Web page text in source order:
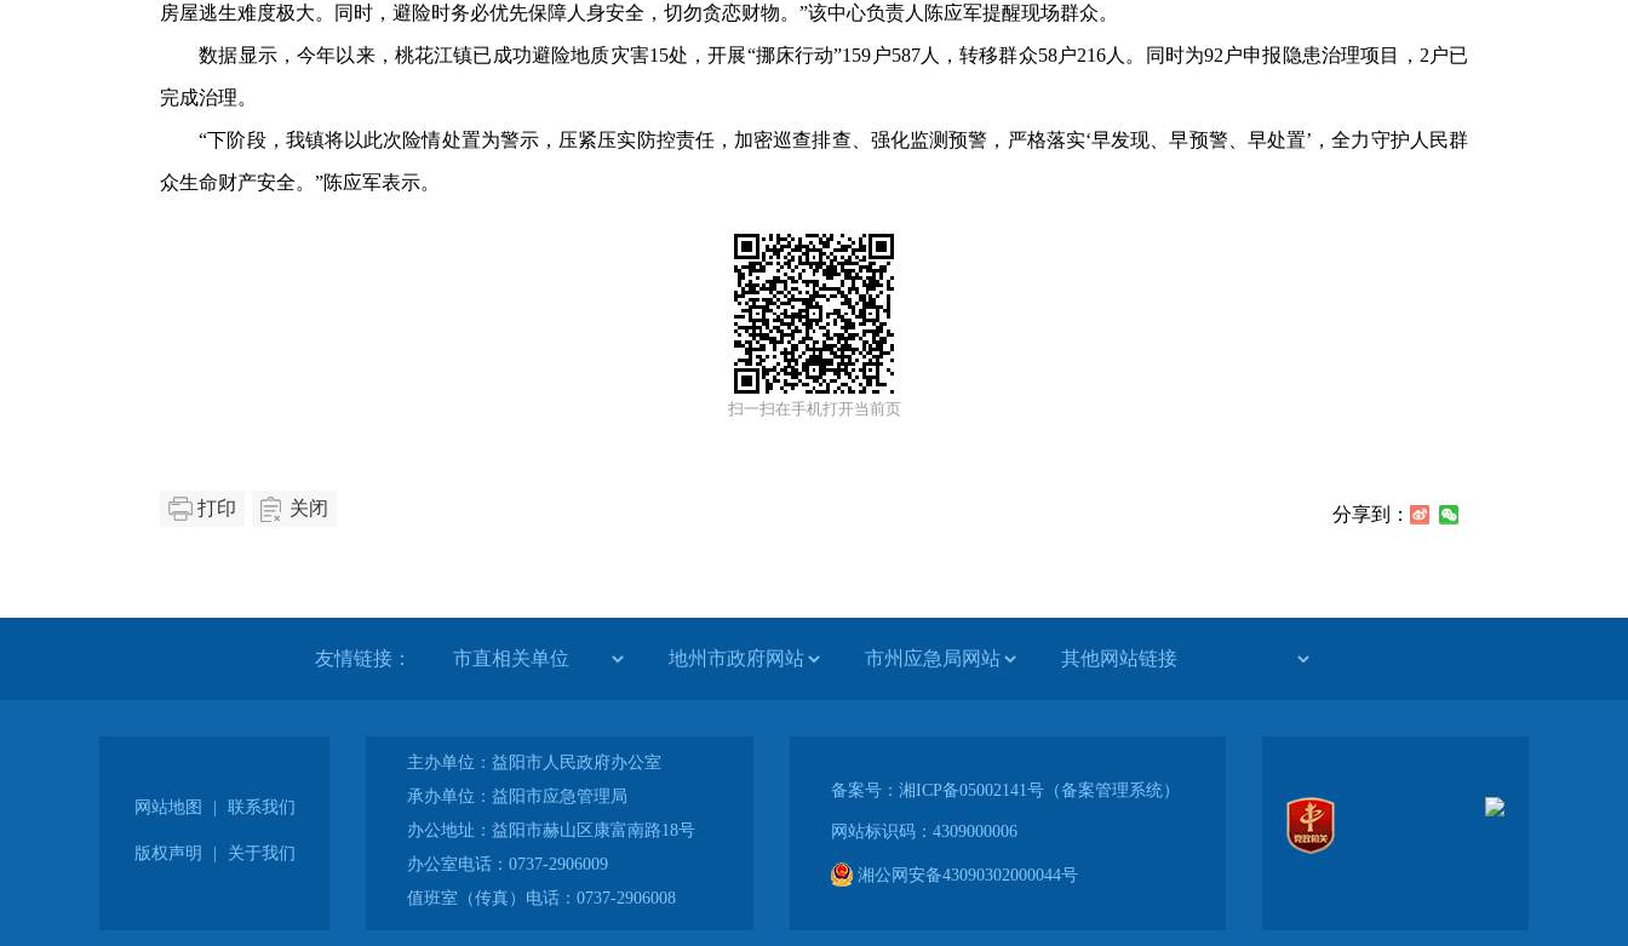
房屋逃生难度极大。同时，避险时务必优先保障人身安全，切勿贪恋财物。”该中心负责人陈应军提醒现场群众。
数据显示，今年以来，桃花江镇已成功避险地质灾害15处，开展“挪床行动”159户587人，转移群众58户216人。同时为92户申报隐患治理项目，2户已
完成治理。
“下阶段，我镇将以此次险情处置为警示，压紧压实防控责任，加密巡查排查、强化监测预警，严格落实‘早发现、早预警、早处置’，全力守护人民群
众生命财产安全。”陈应军表示。
扫一扫在手机打开当前页
打印 关闭 分享到：
友情链接：
网站地图 联系我们
版权声明 关于我们
主办单位：益阳市人民政府办公室
承办单位：益阳市应急管理局
办公地址：益阳市赫山区康富南路18号
办公室电话：0737-2906009
值班室（传真）电话：0737-2906008
备案号：湘ICP备05002141号（备案管理系统）
网站标识码：4309000006
湘公网安备43090302000044号